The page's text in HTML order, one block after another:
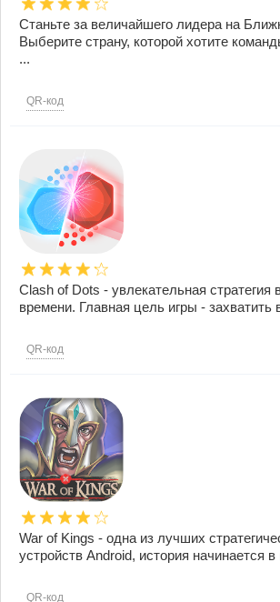
Станьте за величайшего лидера на
Выберите страну, которой хотите
...
QR-код
Clash of Dots - увлекательная стратегия
времени. Главная цель игры - захватить
QR-код
War of Kings - одна из лучших
устройств Android, история начинается
QR-код